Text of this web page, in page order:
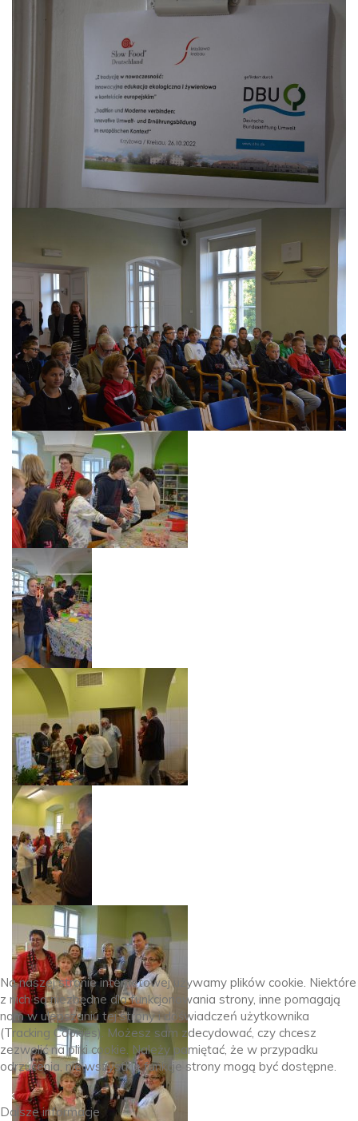
Na naszej stronie internetowej używamy plików cookie. Niektóre
z nich są niezbędne dla funkcjonowania strony, inne pomagają
nam w ulepszaniu tej strony i doświadczeń użytkownika
(Tracking Cookies). Możesz sam zdecydować, czy chcesz
zezwolić na pliki cookie. Należy pamiętać, że w przypadku
odrzucenia, nie wszystkie funkcje strony mogą być dostępne.
Ok
Dalsze informacje